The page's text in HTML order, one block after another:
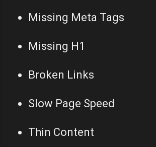
Missing Meta Tags
Missing H1
Broken Links
Slow Page Speed
Thin Content